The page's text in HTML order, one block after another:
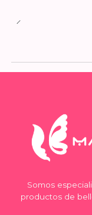
Somos
productos de